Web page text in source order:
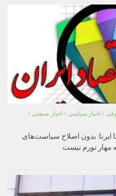
/ اخبار سیاسی / اخبار صنعتی /
ایرنا: بدون اصلاح سیاست‌های
مهار تورم نیست